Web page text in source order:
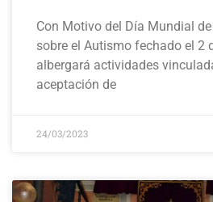
Con Motivo del Día Mundial
sobre el Autismo fechado el 2
albergará actividades
aceptación de
24/03/2023